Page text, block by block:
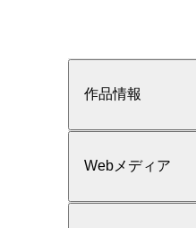
作品情報
Webメディア